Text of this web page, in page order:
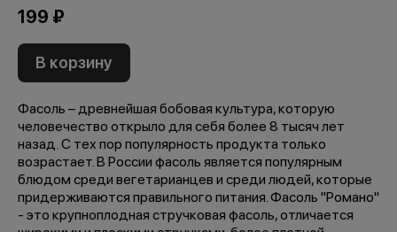
199 ₽
В корзину
Фасоль – древнейшая бобовая культура, которую
человечество открыло для себя более 8 тысяч лет
назад. С тех пор популярность продукта только
возрастает. В России фасоль является популярным
блюдом среди вегетарианцев и среди людей, которые
придерживаются правильного питания. Фасоль "Романо"
- это крупноплодная стручковая фасоль, отличается